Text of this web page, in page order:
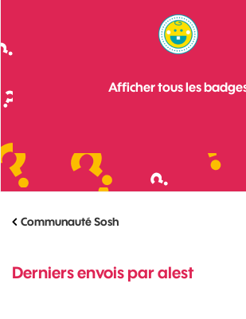
Afficher tous les
Communauté Sosh
Derniers envois par alest